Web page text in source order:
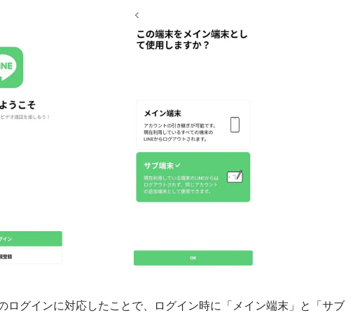
ログインに対応したことで、ログイン時に「メイン端末」と「サブ